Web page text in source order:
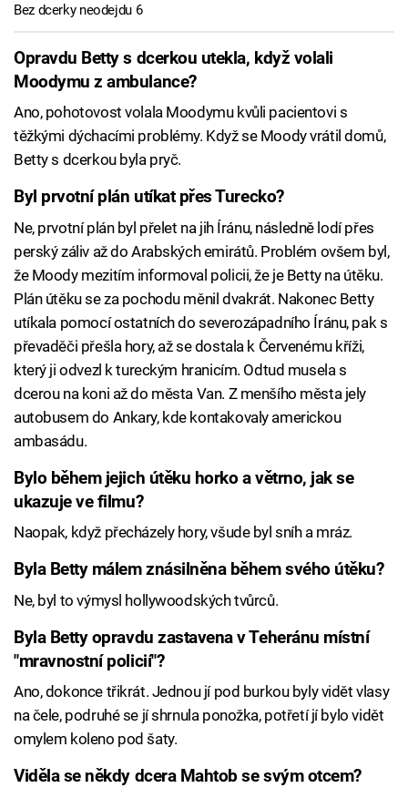
Bez dcerky neodejdu 6
Opravdu Betty s dcerkou utekla, když volali
Moodymu z ambulance?
Ano, pohotovost volala Moodymu kvůli pacientovi s
těžkými dýchacími problémy. Když se Moody vrátil domů,
Betty s dcerkou byla pryč.
Byl prvotní plán utíkat přes Turecko?
Ne, prvotní plán byl přelet na jih Íránu, následně lodí přes
perský záliv až do Arabských emirátů. Problém ovšem byl,
že Moody mezitím informoval policii, že je Betty na útěku.
Plán útěku se za pochodu měnil dvakrát. Nakonec Betty
utíkala pomocí ostatních do severozápadního Íránu, pak s
převaděči přešla hory, až se dostala k Červenému kříži,
který ji odvezl k tureckým hranicím. Odtud musela s
dcerou na koni až do města Van. Z menšího města jely
autobusem do Ankary, kde kontakovaly americkou
ambasádu.
Bylo během jejich útěku horko a větrno, jak se
ukazuje ve filmu?
Naopak, když přecházely hory, všude byl sníh a mráz.
Byla Betty málem znásilněna během svého útěku?
Ne, byl to výmysl hollywoodských tvůrců.
Byla Betty opravdu zastavena v Teheránu místní
"mravnostní policií"?
Ano, dokonce třikrát. Jednou jí pod burkou byly vidět vlasy
na čele, podruhé se jí shrnula ponožka, potřetí jí bylo vidět
omylem koleno pod šaty.
Viděla se někdy dcera Mahtob se svým otcem?